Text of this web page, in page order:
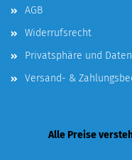
AGB
Widerrufsrecht
Privatsphäre und
Versand- &
Alle Preise